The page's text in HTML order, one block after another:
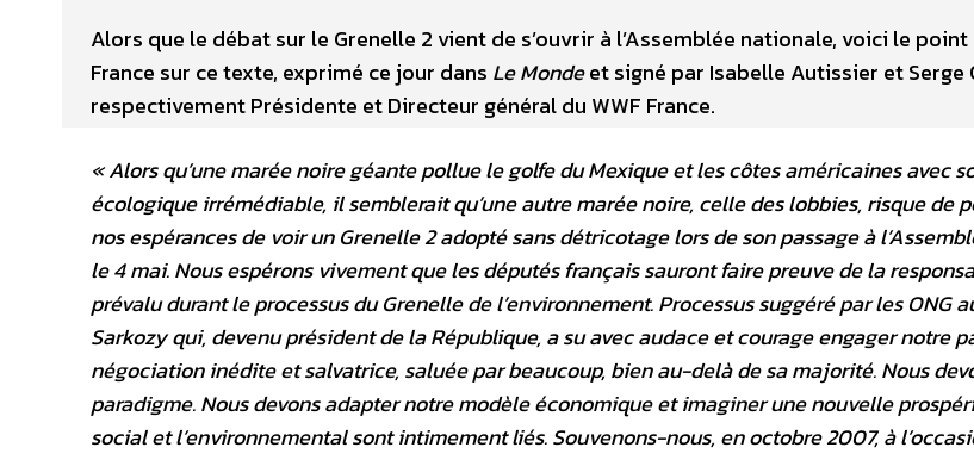
Alors que le débat sur le Grenelle 2 vient de s’ouvrir à l’Assemblée nationale, voici le point
France sur ce texte, exprimé ce jour dans Le Mondeet signé par Isabelle Autissier et Serge
respectivement Présidente et Directeur général du WWF France.
« Alors qu’une marée noire géante pollue le golfe du Mexique et les côtes américaines avec
écologique irrémédiable, il semblerait qu’une autre marée noire, celle des lobbies, risque de
nos espérances de voir un Grenelle 2 adopté sans détricotage lors de son passage à
le 4 mai. Nous espérons vivement que les députés français sauront faire preuve de la
prévalu durant le processus du Grenelle de l’environnement. Processus suggéré par les ONG
Sarkozy qui, devenu président de la République, a su avec audace et courage engager notre
négociation inédite et salvatrice, saluée par beaucoup, bien au-delà de sa majorité. Nous
paradigme. Nous devons adapter notre modèle économique et imaginer une nouvelle
social et l’environnemental sont intimement liés. Souvenons-nous, en octobre 2007, à